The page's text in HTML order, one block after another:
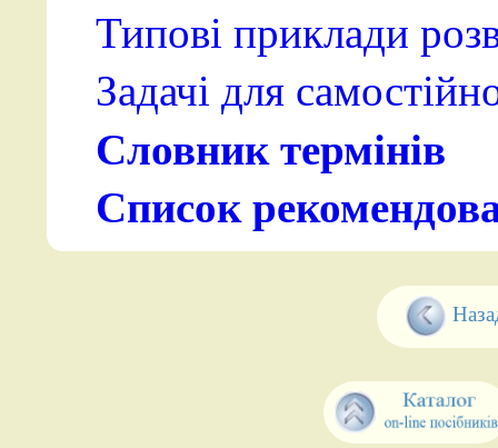
Типові приклади
Задачі для
Словник термінів
Список